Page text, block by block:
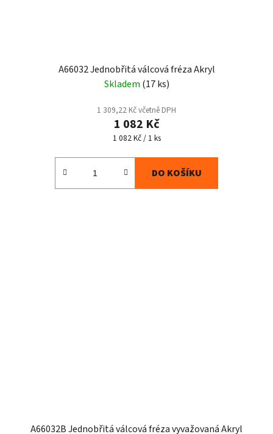
A66032 Jednobřitá válcová fréza Akryl
Skladem (17 ks)
1 309,22 Kč včetně DPH
1 082 Kč
Měrná
1 082 Kč / 1 ks
DO KOŠÍKU
A66032B Jednobřitá válcová fréza vyvažovaná Akryl